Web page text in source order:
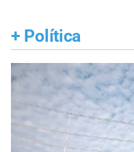
+ Política